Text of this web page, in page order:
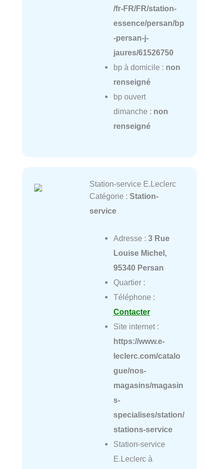
/fr-FR/FR/station-
essence/persan/bp
-persan-j-
jaures/61526750
bp à domicile : non
renseigné
bp ouvert
dimanche : non
renseigné
Station-service E.Leclerc
Catégorie : Station-
service
Adresse : 3 Rue
Louise Michel,
95340 Persan
Quartier :
Téléphone :
Contacter
Site internet :
https://www.e-
leclerc.com/catalo
gue/nos-
magasins/magasin
s-
specialises/station/
stations-service
Station-service
E.Leclerc à